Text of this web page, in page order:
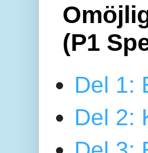
(P1
Del 1:
Del 2: